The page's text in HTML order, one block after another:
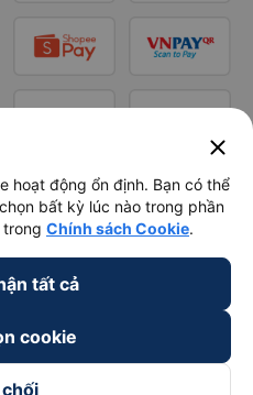
close
hoạt động ổn định. Bạn có thể
bất kỳ lúc nào trong phần
trong Chính sách Cookie.
tất cả
cookie